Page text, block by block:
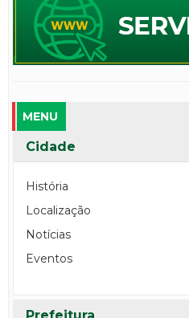
MENU
Cidade
História
Localização
Notícias
Eventos